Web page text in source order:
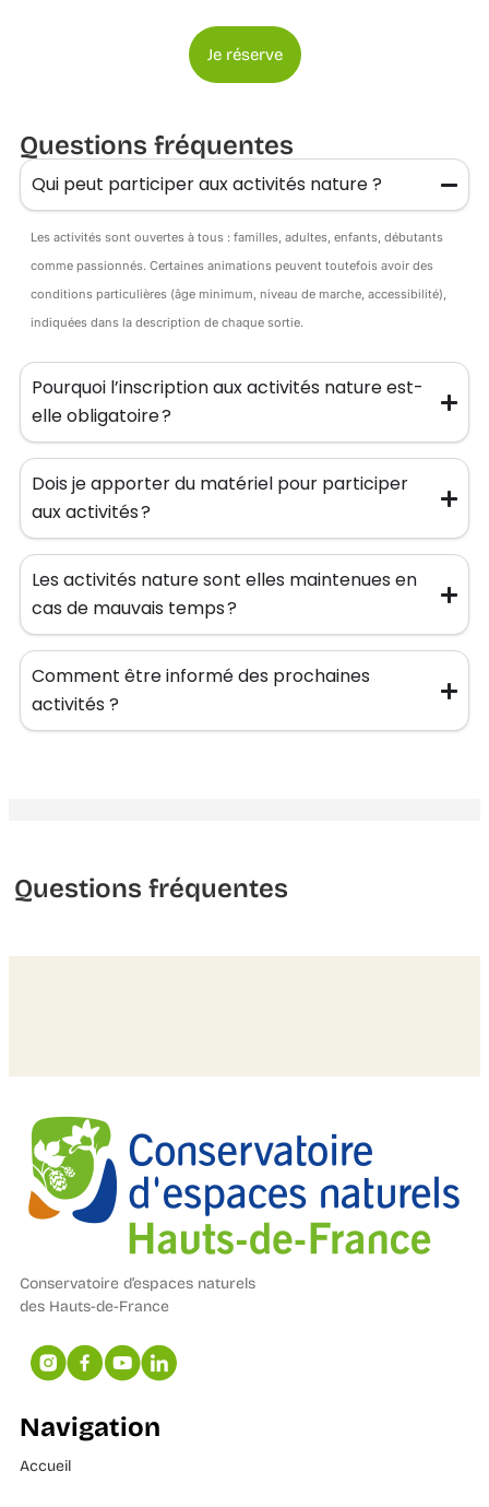
Je réserve
Questions fréquentes
Qui peut participer aux activités nature ?
Les activités sont ouvertes à tous : familles, adultes, enfants, débutants
comme passionnés. Certaines animations peuvent toutefois avoir des
conditions particulières (âge minimum, niveau de marche, accessibilité),
indiquées dans la description de chaque sortie.
Pourquoi l’inscription aux activités nature est-
elle obligatoire ?
Dois je apporter du matériel pour participer
aux activités ?
Les activités nature sont elles maintenues en
cas de mauvais temps ?
Comment être informé des prochaines
activités ?
Questions fréquentes
Conservatoire d’espaces naturels
des Hauts-de-France
Navigation
Accueil